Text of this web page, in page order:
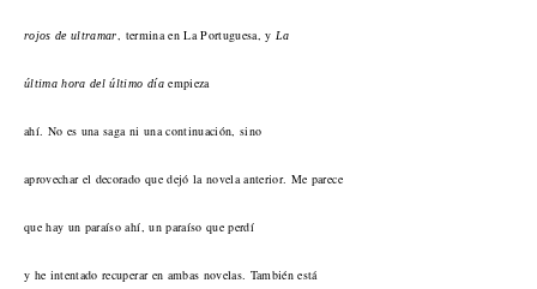
rojos de ultramar, termina en La Portuguesa, yLa
última hora del último díaempieza
ahí. No es una saga ni una continuación, sino
aprovechar el decorado que dejó la novela anterior. Me parece
que hay un paraíso ahí, un paraíso que perdí
y he intentado recuperar en ambas novelas. También está